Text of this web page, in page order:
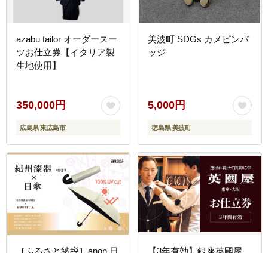
azabu tailor オーダースー
ツお仕立券【イタリア製
生地使用】
350,000円
広島県 東広島市
美波町 SDGs カメピンバ
ッジ
5,000円
徳島県 美波町
［ふるさと納税］anon 日
【3年有効】銀座英國屋